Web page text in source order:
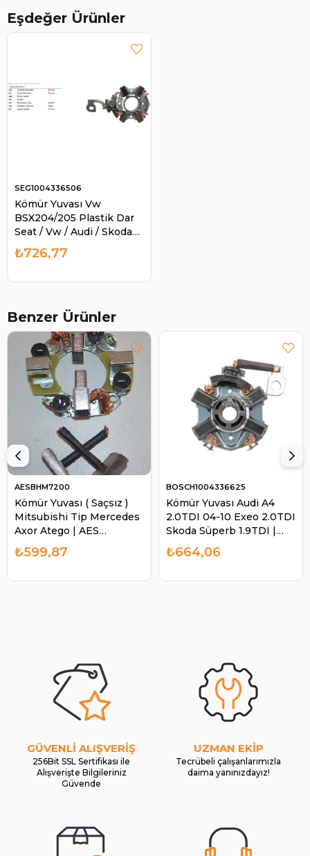
Eşdeğer Ürünler
Kömür Yuvası Vw
BSX204/205 Plastik Dar
Seat / Vw / Audi / Skoda
120-121 Serisi Marslara
BO2051 1004336506 |
SEG1004336506
₺726,77
Benzer Ürünler
Kömür Yuvası ( Saçsız )
Mitsubishi Tip Mercedes
Axor Atego | AES
BHM7200
AESBHM7200
₺599,87
Kömür Yuvası Audi A4
2.0TDI 04-10 Exeo 2.0TDI
Skoda Süperb 1.9TDI |
BOSCH 1004336625
BOSCH1004336625
₺664,06
GÜVENLİ ALIŞVERİŞ
256Bit SSL Sertifikası ile
Alışverişte Bilgileriniz
Güvende
UZMAN EKİP
Tecrübeli çalışanlarımızla
daima yanınızdayız!